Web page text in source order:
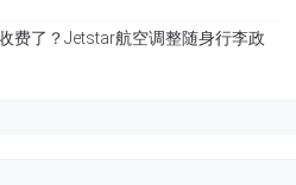
费了？Jetstar航空调整随身行李政